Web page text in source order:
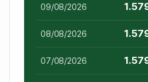
09/08/2026
08/08/2026
07/08/2026